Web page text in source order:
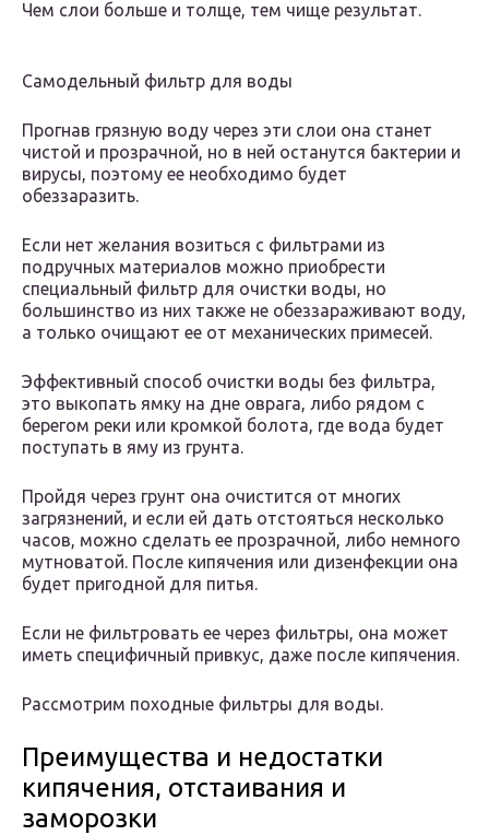
Чем слои больше и толще, тем чище результат.
Самодельный фильтр для воды
Прогнав грязную воду через эти слои она станет
чистой и прозрачной, но в ней останутся бактерии и
вирусы, поэтому ее необходимо будет
обеззаразить.
Если нет желания возиться с фильтрами из
подручных материалов можно приобрести
специальный фильтр для очистки воды, но
большинство из них также не обеззараживают воду,
а только очищают ее от механических примесей.
Эффективный способ очистки воды без фильтра,
это выкопать ямку на дне оврага, либо рядом с
берегом реки или кромкой болота, где вода будет
поступать в яму из грунта.
Пройдя через грунт она очистится от многих
загрязнений, и если ей дать отстояться несколько
часов, можно сделать ее прозрачной, либо немного
мутноватой. После кипячения или дизенфекции она
будет пригодной для питья.
Если не фильтровать ее через фильтры, она может
иметь специфичный привкус, даже после кипячения.
Рассмотрим походные фильтры для воды.
Преимущества и недостатки
кипячения, отстаивания и
заморозки